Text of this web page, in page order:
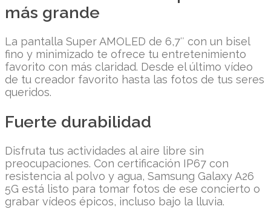
más grande
La pantalla Super AMOLED de 6,7″ con un bisel
fino y minimizado te ofrece tu entretenimiento
favorito con más claridad. Desde el último vídeo
de tu creador favorito hasta las fotos de tus seres
queridos.
Fuerte durabilidad
Disfruta tus actividades al aire libre sin
preocupaciones. Con certificación IP67 con
resistencia al polvo y agua, Samsung Galaxy A26
5G está listo para tomar fotos de ese concierto o
grabar vídeos épicos, incluso bajo la lluvia.